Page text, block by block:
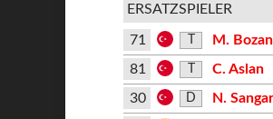
ERSATZSPIELER
71
M. Bozan
81
C. Aslan
30
D N.